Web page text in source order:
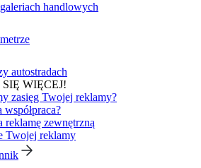
handlowych
autostradach
WIĘCEJ!
zasięg Twojej reklamy?
reklamę zewnętrzną
Twojej reklamy